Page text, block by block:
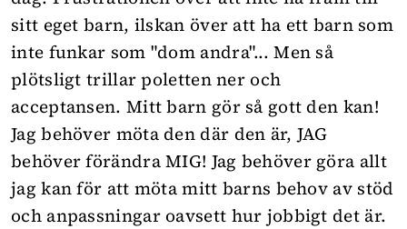
sitt eget barn, ilskan över att ha ett barn som
inte funkar som "dom andra"... Men så
plötsligt trillar poletten ner och
acceptansen. Mitt barn gör så gott den kan!
Jag behöver möta den där den är, JAG
behöver förändra MIG! Jag behöver göra allt
jag kan för att möta mitt barns behov av stöd
och anpassningar oavsett hur jobbigt det är.